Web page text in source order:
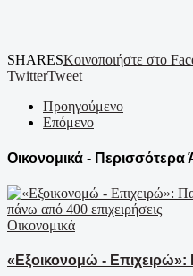
SHARESΚοινοποιήστε στο
TwitterTweet
Προηγούμενο
Επόμενο
Οικονομικά - Περισσότερα
Οικονομικά
«Εξοικονομώ -